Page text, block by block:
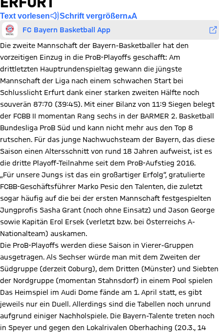
Text vorlesen Schrift vergrößern
FC Bayern Basketball App
Die zweite Mannschaft der Bayern-Basketballer hat den
vorzeitigen Einzug in die ProB-Playoffs geschafft: Am
drittletzten Hauptrundenspieltag gewann die jüngste
Mannschaft der Liga nach einem schwachen Start bei
Schlusslicht Erfurt dank einer starken zweiten Hälfte noch
souverän 87:70 (39:45). Mit einer Bilanz von 11:9 Siegen belegt
der FCBB II momentan Rang sechs in der BARMER 2. Basketball
Bundesliga ProB Süd und kann nicht mehr aus den Top 8
rutschen. Für das junge Nachwuchsteam der Bayern, das diese
Saison einen Altersschnitt von rund 18 Jahren aufweist, ist es
die dritte Playoff-Teilnahme seit dem ProB-Aufstieg 2016.
„Für unsere Jungs ist das ein großartiger Erfolg“, gratulierte
FCBB-Geschäftsführer Marko Pesic den Talenten, die zuletzt
sogar häufig auf die bei der ersten Mannschaft festgespielten
Jungprofis Sasha Grant (noch ohne Einsatz) und Jason George
sowie Kapitän Erol Ersek (verletzt bzw. bei Österreichs A-
Nationalteam) auskamen.
Die ProB-Playoffs werden diese Saison in Vierer-Gruppen
ausgetragen. Als Sechser würde man mit dem Zweiten der
Südgruppe (derzeit Coburg), dem Dritten (Münster) und Siebten
der Nordgruppe (momentan Stahnsdorf) in einem Pool spielen
Das Heimspiel im Audi Dome fände am 1. April statt, es gibt
jeweils nur ein Duell. Allerdings sind die Tabellen noch unrund
aufgrund einiger Nachholspiele. Die Bayern-Talente treten noch
in Speyer und gegen den Lokalrivalen Oberhaching (20.3., 14